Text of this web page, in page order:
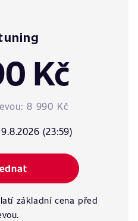
Kč
8 990 Kč
(23:59)
základní cena před